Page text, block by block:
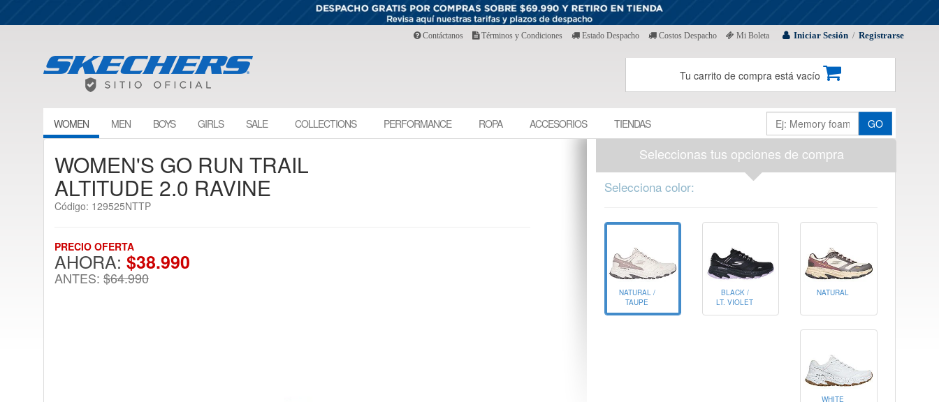
Iniciar Sesión / Registrarse
Contáctanos Términos y Condiciones Estado Despacho Costos Despacho Mi Boleta
Tu carrito de compra está vacío
WOMEN MEN BOYS GIRLS SALE COLLECTIONS PERFORMANCE ROPA ACCESORIOS TIENDAS GO
WOMEN'S GO RUN TRAIL
ALTITUDE 2.0 RAVINE
Código: 129525NTTP
PRECIO OFERTA
AHORA: $38.990
ANTES: $64.990
Seleccionas tus opciones de compra
Selecciona color:
NATURAL /
TAUPE
BLACK /
LT. VIOLET
NATURAL
WHITE